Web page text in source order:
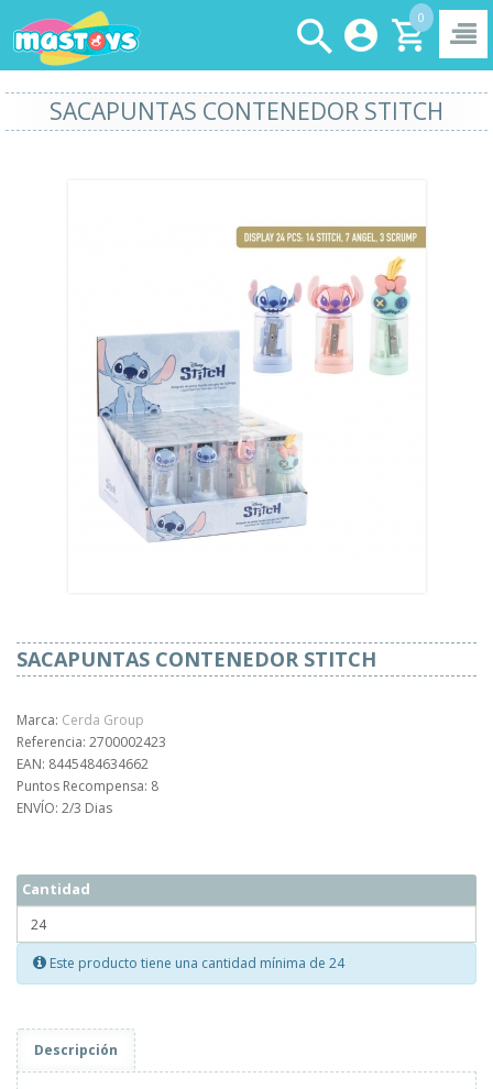
0
SACAPUNTAS CONTENEDOR STITCH
SACAPUNTAS CONTENEDOR STITCH
Marca: Cerda Group
Referencia: 2700002423
EAN: 8445484634662
Puntos Recompensa: 8
ENVÍO: 2/3 Dias
Cantidad
Este producto tiene una cantidad mínima de 24
Descripción